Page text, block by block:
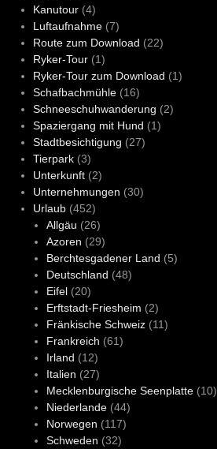
Kanutour(4)
Luftaufnahme(7)
Route zum Download (22)
Ryker-Tour(1)
Ryker-Tour zum Download (1)
Schafbachmühle(16)
Schneeschuhwanderung (2)
Spaziergang mit Hund (1)
Stadtbesichtigung (27)
Tierpark(3)
Unterkunft(2)
Unternehmungen (30)
Urlaub(452)
Allgäu (26)
Azoren (29)
Berchtesgadener Land (5)
Deutschland (48)
Eifel(20)
Erftstadt-Friesheim (2)
Fränkische Schweiz(11)
Frankreich (61)
Irland (12)
Italien (27)
Mecklenburgische Seenplatte(10)
Niederlande(44)
Norwegen (117)
Schweden (32)